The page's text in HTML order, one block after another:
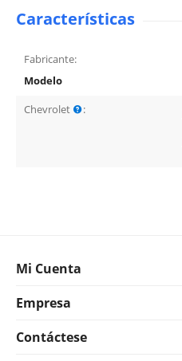
Características
Fabricante:
Modelo
Chevrolet
:
Mi Cuenta
Empresa
Contáctese